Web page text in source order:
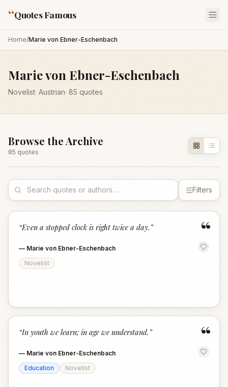
“Quotes Famous
Home/Marie von Ebner-Eschenbach
Marie von Ebner-Eschenbach
Novelist· Austrian· 85 quotes
Browse the Archive
85 quotes
Filters
“
“Even a stopped clock is right twice a day. ”
— Marie von Ebner-Eschenbach
Novelist
“
“In youth we learn; in age we understand. ”
— Marie von Ebner-Eschenbach
Education
Novelist